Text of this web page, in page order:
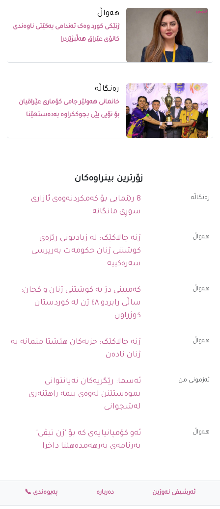
ھەواڵ
ژنێکى کورد وەک ئەندامى یەکێتى ناوەندى
کانۆى عێراق هەڵبژێردرا
رەنگاڵە
خانمانی هەولێر جامی کۆماری عێراقیان
بۆ تۆپی پێی بچوککراوە بەدەستهێنا
زۆرترین بینراوەکان
رەنگاڵە
8 رێنمایی بۆ کەمکردنەوەی ئازاری
سوڕی مانگانە
ھەواڵ
ژنە چالاکێک: لە زیادبونی رێژەی
کوشتنی ژنان حکومەت بەرپرسی
سەرەکییە
ھەواڵ
کەمپینی دژ بە کوشتنی ژنان و کچان:
ساڵی رابردو ٤٨ ژن لە کوردستان
کوژراون
ھەواڵ
ژنە چالاکێک: حزبەکان هێشتا متمانە بە
ژنان نادەن
ئەزمونی من
ئەسما: رێگریەکان نەیانتوانی
بموەستێنن لەوەی ببمە راهێنەری
لەشجوانی
ھەواڵ
ئەو کۆمپانیایەی کە بۆ 'ژن تیڤی'
بەرنامەی بەرهەمدەهێنا داخرا
ئەرشیفی نەوژین دەربارە پەیوەندی 📞